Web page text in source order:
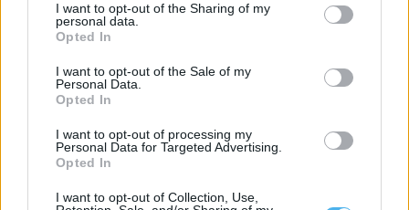
I want to opt-out of the Sharing of my
personal data.
Opted In
I want to opt-out of the Sale of my
Personal Data.
Opted In
I want to opt-out of processing my
Personal Data for Targeted Advertising.
Opted In
I want to opt-out of Collection, Use,
Quatro entidades com ligação ao Alentejo vão receber um total
de 738,8 mil euros...
6 Agosto, 2026 - 09:49